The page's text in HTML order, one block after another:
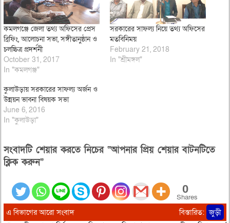
কমলগঞ্জে জেলা তথ্য অফিসের প্রেস
ব্রিফিং, আলোচনা সভা, সঙ্গীতানুষ্ঠান ও
চলচ্চিত্র প্রদর্শনী
October 31, 2017
In "কমলগঞ্জ"
সরকারের সাফল্য নিয়ে তথ্য অফিসের
মতবিনিময়
February 21, 2018
In "শ্রীমঙ্গল"
কুলাউড়ায় সরকারের সাফল্য অর্জন ও
উন্নয়ন ভাবনা বিষয়ক সভা
June 6, 2016
In "কুলাউড়া"
সংবাদটি শেয়ার করতে নিচের “আপনার প্রিয় শেয়ার বাটনটিতে
ক্লিক করুন”
0
Shares
এ বিভাগের আরো সংবাদ বিস্তারিত: জুড়ী